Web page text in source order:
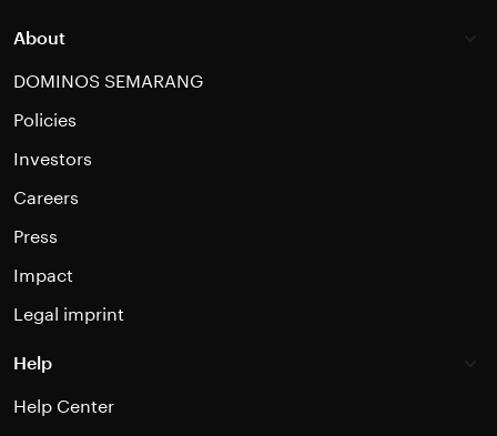
About
DOMINOS SEMARANG
Policies
Investors
Careers
Press
Impact
Legal imprint
Help
Help Center